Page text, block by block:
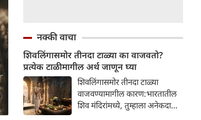
नक्की वाचा
शिवलिंगासमोर तीनदा टाळ्या का वाजवतो?
प्रत्येक टाळीमागील अर्थ जाणून घ्या
शिवलिंगासमोर तीनदा टाळ्या
वाजवण्यामागील कारण:भारतातील
शिव मंदिरांमध्ये, तुम्हाला अनेकदा